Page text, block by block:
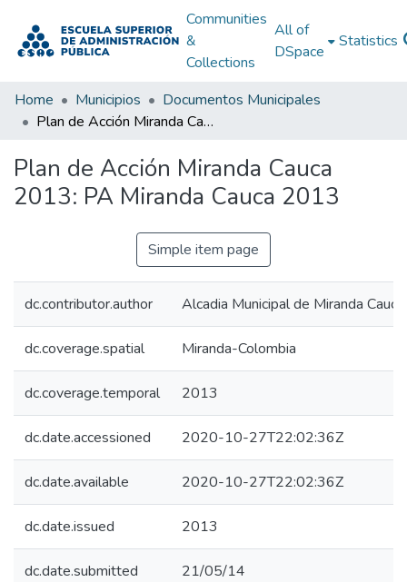
Communities
&
Collections
All of
DSpace
Statistics
Home Municipios
Documentos Municipales
Plan de Acción Miranda Cauca 2013: PA Miranda Cauca 2013
Plan de Acción Miranda Cauca
2013: PA Miranda Cauca 2013
Simple item page
dc.contributor.author Alcadia Municipal de Miranda Cauca
dc.coverage.spatial Miranda-Colombia
dc.coverage.temporal 2013
dc.date.accessioned 2020-10-27T22:02:36Z
dc.date.available 2020-10-27T22:02:36Z
dc.date.issued 2013
dc.date.submitted 21/05/14